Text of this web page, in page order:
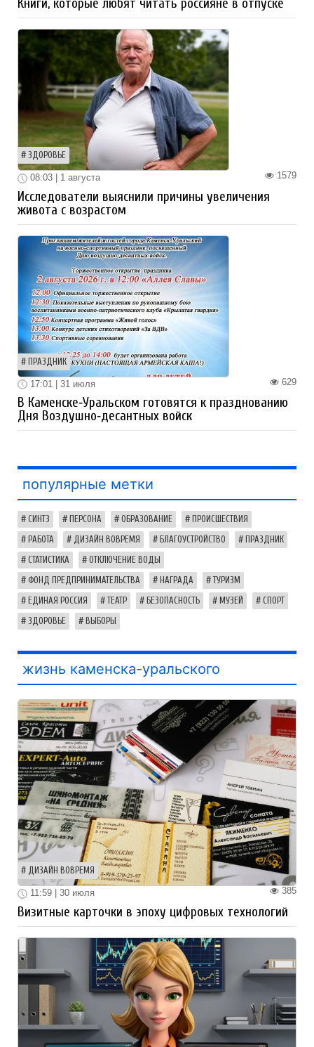
Книги, которые любят читать россияне в отпуске
ЗДОРОВЬЕ
1579
08:03 | 1 августа
Исследователи выяснили причины увеличения
живота с возрастом
ПРАЗДНИК
629
17:01 | 31 июля
В Каменске‑Уральском готовятся к празднованию
Дня Воздушно‑десантных войск
популярные метки
СИНТЗ ПЕРСОНА ОБРАЗОВАНИЕ ПРОИСШЕСТВИЯ
РАБОТА ДИЗАЙН ВОВРЕМЯ БЛАГОУСТРОЙСТВО ПРАЗДНИК
СТАТИСТИКА ОТКЛЮЧЕНИЕ ВОДЫ
ФОНД ПРЕДПРИНИМАТЕЛЬСТВА НАГРАДА ТУРИЗМ
ЕДИНАЯ РОССИЯ ТЕАТР БЕЗОПАСНОСТЬ МУЗЕЙ СПОРТ
ЗДОРОВЬЕ ВЫБОРЫ
жизнь каменска-уральского
ДИЗАЙН ВОВРЕМЯ
385
11:59 | 30 июля
Визитные карточки в эпоху цифровых технологий